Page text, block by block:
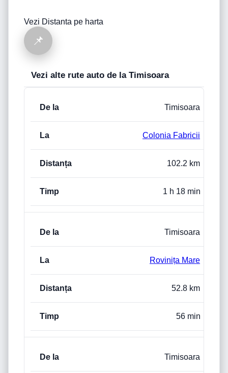
Vezi Distanta pe harta
📌
Vezi alte rute auto de la Timisoara
Timisoara
Colonia Fabricii
102.2 km
1 h 18 min
Timisoara
Rovinița Mare
52.8 km
56 min
Timisoara